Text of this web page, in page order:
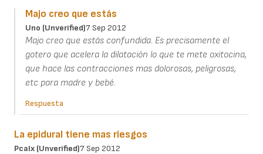
Majo creo que estás
Uno (unverified)7 Sep 2012
Majo creo que estás confundida. Es precisamente el
gotero que acelera la dilatación lo que te mete oxitocina,
que hace las contracciones mas dolorosas, peligrosas,
etc para madre y bebé.
Respuesta
La epidural tiene mas riesgos
Pcalx (unverified)7 Sep 2012